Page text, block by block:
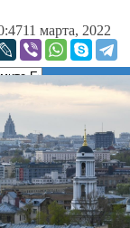
11 марта, 2022